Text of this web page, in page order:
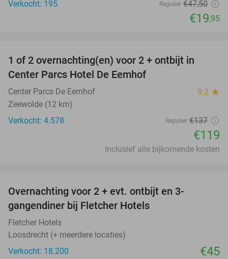
Verkocht: 195
Regulier €47,50
€19,95
1 of 2 overnachting(en) voor 2 + ontbijt in
Center Parcs Hotel De Eemhof
Center Parcs De Eemhof 9.2 star
Zeewolde (12 km)
Verkocht: 4.578
Regulier €137
€119
Inclusief alle bijkomende kosten
Overnachting voor 2 + evt. ontbijt en 3-
gangendiner bij Fletcher Hotels
Fletcher Hotels
Loosdrecht (+ meerdere locaties)
Verkocht: 18.200
€45